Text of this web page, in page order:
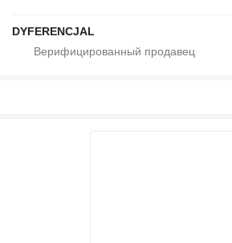
DYFERENCJAL